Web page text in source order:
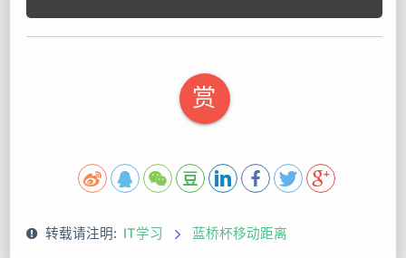
赏
转载请注明: IT学习 蓝桥杯移动距离